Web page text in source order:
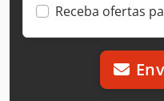
Receba ofertas